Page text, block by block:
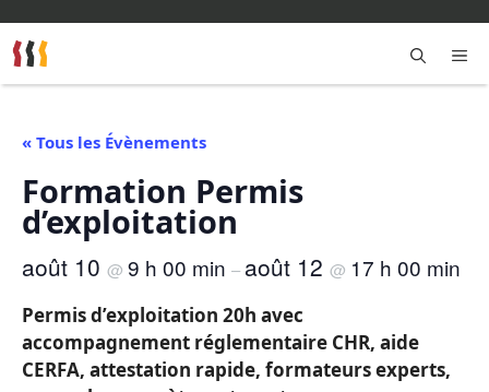
au
contenu
« Tous les Évènements
Formation Permis
d’exploitation
août 10 @ 9 h 00 min – août 12 @ 17 h 00 min
Permis d’exploitation 20h avec
accompagnement réglementaire CHR, aide
CERFA, attestation rapide, formateurs experts,